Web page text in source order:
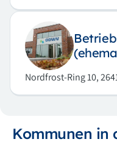
Kommunen in
Nordfrost-Ring 10,